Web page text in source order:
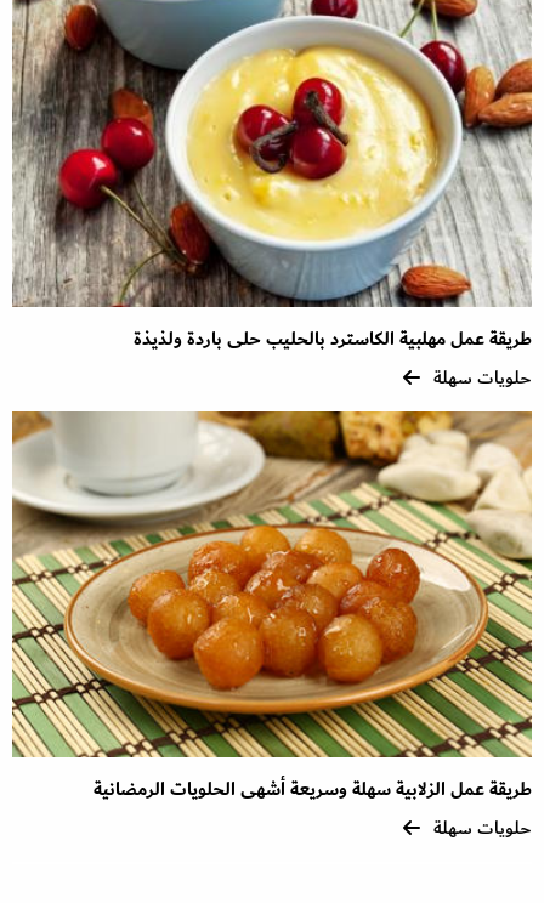
طريقة عمل مهلبية الكاسترد بالحليب حلى باردة ولذيذة
حلويات سهلة
طريقة عمل الزلابية سهلة وسريعة أشهى الحلويات الرمضانية
حلويات سهلة